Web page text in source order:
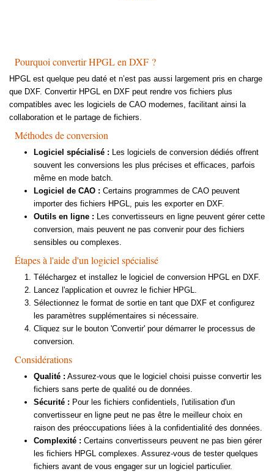
Pourquoi convertir HPGL en DXF ?
HPGL est quelque peu daté et n’est pas aussi largement pris en charge
que DXF. Convertir HPGL en DXF peut rendre vos fichiers plus
compatibles avec les logiciels de CAO modernes, facilitant ainsi la
collaboration et le partage de fichiers.
Méthodes de conversion
Logiciel spécialisé : Les logiciels de conversion dédiés offrent
souvent les conversions les plus précises et efficaces, parfois
même en mode batch.
Logiciel de CAO : Certains programmes de CAO peuvent
importer des fichiers HPGL, puis les exporter en DXF.
Outils en ligne : Les convertisseurs en ligne peuvent gérer cette
conversion, mais peuvent ne pas convenir pour des fichiers
sensibles ou complexes.
Étapes à l'aide d'un logiciel spécialisé
Téléchargez et installez le logiciel de conversion HPGL en DXF.
Lancez l'application et ouvrez le fichier HPGL.
Sélectionnez le format de sortie en tant que DXF et configurez
les paramètres supplémentaires si nécessaire.
Cliquez sur le bouton 'Convertir' pour démarrer le processus de
conversion.
Considérations
Qualité : Assurez-vous que le logiciel choisi puisse convertir les
fichiers sans perte de qualité ou de données.
Sécurité : Pour les fichiers confidentiels, l'utilisation d'un
convertisseur en ligne peut ne pas être le meilleur choix en
raison des préoccupations liées à la confidentialité des données.
Complexité : Certains convertisseurs peuvent ne pas bien gérer
les fichiers HPGL complexes. Assurez-vous de tester quelques
fichiers avant de vous engager sur un logiciel particulier.